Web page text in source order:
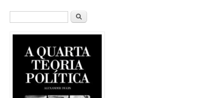
Formulário de busca